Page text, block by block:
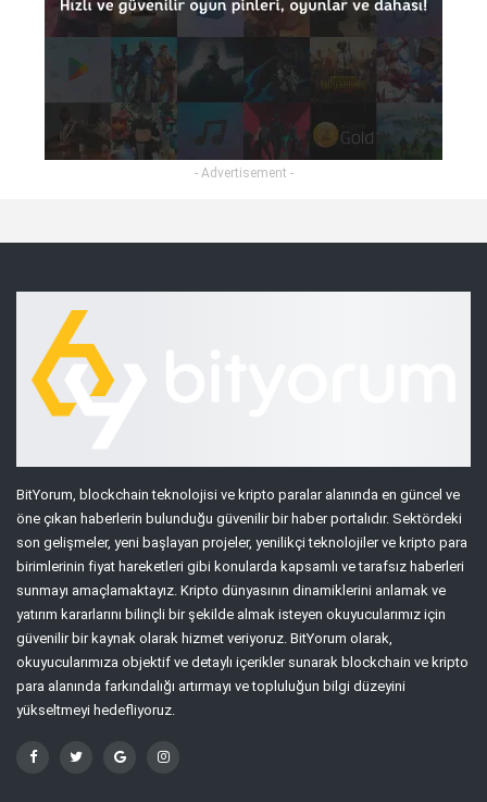
- Advertisement -
BitYorum, blockchain teknolojisi ve kripto paralar alanında en güncel ve
öne çıkan haberlerin bulunduğu güvenilir bir haber portalıdır. Sektördeki
son gelişmeler, yeni başlayan projeler, yenilikçi teknolojiler ve kripto para
birimlerinin fiyat hareketleri gibi konularda kapsamlı ve tarafsız haberleri
sunmayı amaçlamaktayız. Kripto dünyasının dinamiklerini anlamak ve
yatırım kararlarını bilinçli bir şekilde almak isteyen okuyucularımız için
güvenilir bir kaynak olarak hizmet veriyoruz. BitYorum olarak,
okuyucularımıza objektif ve detaylı içerikler sunarak blockchain ve kripto
para alanında farkındalığı artırmayı ve topluluğun bilgi düzeyini
yükseltmeyi hedefliyoruz.